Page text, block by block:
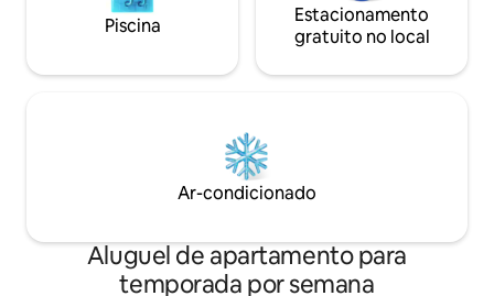
Piscina
Estacionamento
gratuito no local
Ar-condicionado
Aluguel de apartamento para
temporada por semana